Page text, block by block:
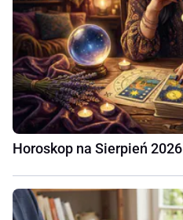
Horoskop na Sierpień 2026